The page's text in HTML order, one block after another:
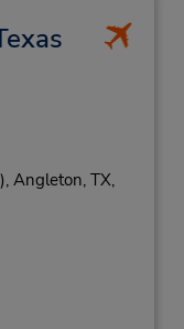
Angleton, TX,